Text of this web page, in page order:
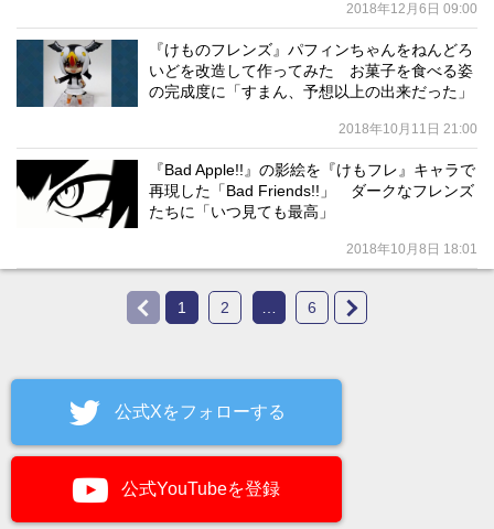
2018年12月6日 09:00
『けものフレンズ』パフィンちゃんをねんどろ
いどを改造して作ってみた お菓子を食べる姿
の完成度に「すまん、予想以上の出来だった」
2018年10月11日 21:00
『Bad Apple!!』の影絵を『けもフレ』キャラで
再現した「Bad Friends!!」 ダークなフレンズ
たちに「いつ見ても最高」
2018年10月8日 18:01
1 2 … 6
公式Xをフォローする
公式YouTubeを登録